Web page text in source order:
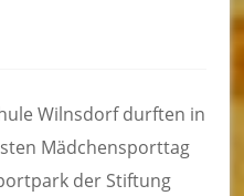
Wilnsdorf durften in
Mädchensporttag
der Stiftung